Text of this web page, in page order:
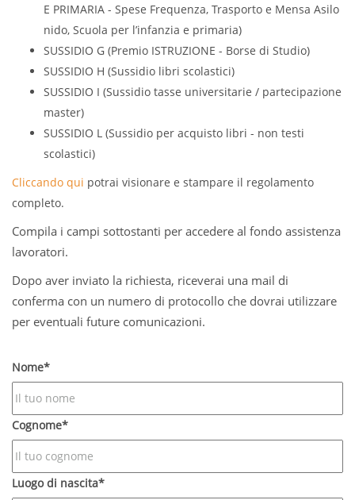
E PRIMARIA - Spese Frequenza, Trasporto e Mensa Asilo
nido, Scuola per l’infanzia e primaria)
SUSSIDIO G (Premio ISTRUZIONE - Borse di Studio)
SUSSIDIO H (Sussidio libri scolastici)
SUSSIDIO I (Sussidio tasse universitarie / partecipazione
master)
SUSSIDIO L (Sussidio per acquisto libri - non testi
scolastici)
Cliccando qui potrai visionare e stampare il regolamento
completo.
Compila i campi sottostanti per accedere al fondo assistenza
lavoratori.
Dopo aver inviato la richiesta, riceverai una mail di
conferma con un numero di protocollo che dovrai utilizzare
per eventuali future comunicazioni.
Nome*
Cognome*
Luogo di nascita*